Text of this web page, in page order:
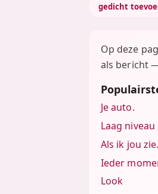
gedicht
Op deze
als bericht
Je auto.
Laag niveau
Als ik jou zie.
Ieder
Look